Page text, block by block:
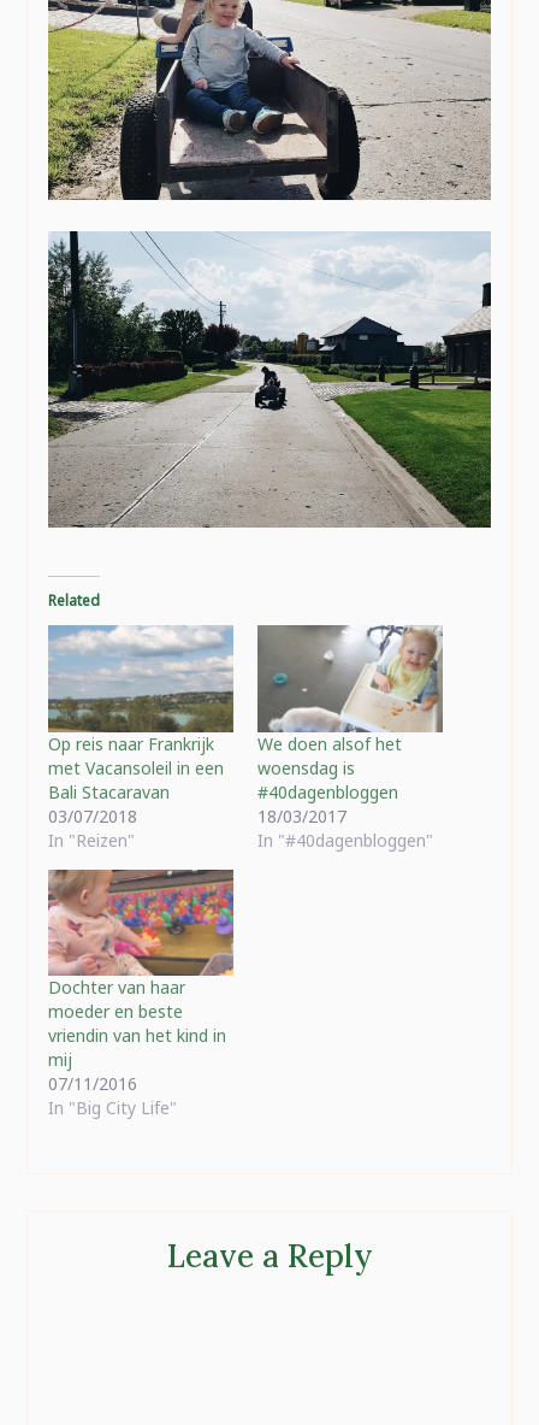
Related
Op reis naar Frankrijk
met Vacansoleil in een
Bali Stacaravan
03/07/2018
In "Reizen"
We doen alsof het
woensdag is
#40dagenbloggen
18/03/2017
In "#40dagenbloggen"
Dochter van haar
moeder en beste
vriendin van het kind in
mij
07/11/2016
In "Big City Life"
Leave a Reply